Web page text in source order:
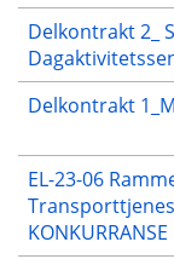
Delkontrakt 2_
Delkontrakt
EL-23-06
KONKURRANSE